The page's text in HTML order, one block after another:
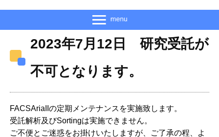
2023年7月12日 研究受託が
不可となります。
FACSAriaIIの定期メンテナンスを実施致します。
受託解析及びSortingは実施できません。
ご不便とご迷惑をお掛けいたしますが、ご了承の程、よ